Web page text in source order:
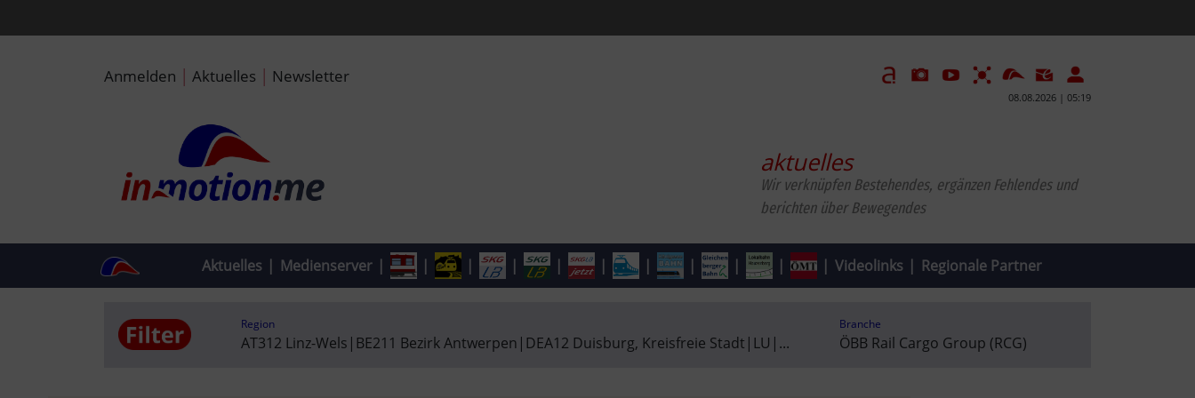
Anmelden | Aktuelles | Newsletter
08.08.2026 | 05:19
aktuelles
Wir verknüpfen Bestehendes, ergänzen Fehlendes und
berichten über Bewegendes
Aktuelles | Medienserver | | | | | | | | | | | Videolinks | Regionale Partner
Region
AT312 Linz-Wels | BE211 Bezirk Antwerpen | DEA12 Duisburg, Kreisfreie Stadt | LU | ...
Branche
ÖBB Rail Cargo Group (RCG)